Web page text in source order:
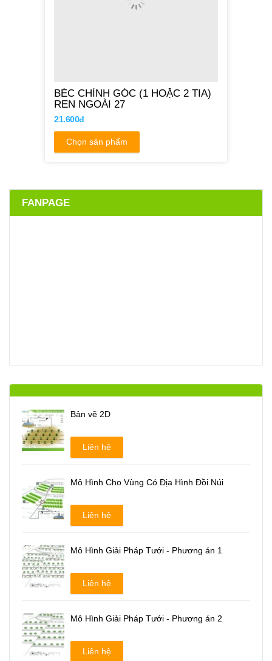
BÉC CHỈNH GÓC (1 HOẶC 2 TIA)
REN NGOÀI 27
21.600đ
Chọn sản phẩm
FANPAGE
Bản vẽ 2D
Liên hệ
Mô Hình Cho Vùng Có Địa Hình Đồi Núi
Liên hệ
Mô Hình Giải Pháp Tưới - Phương án 1
Liên hệ
Mô Hình Giải Pháp Tưới - Phương án 2
Liên hệ